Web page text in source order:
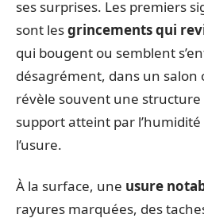
ses surprises. Les premiers
sont lesgrincements qui
qui bougent ou semblent
désagrément, dans un salon
révèle souvent une
support atteint par
l’usure.
À la surface, une usure
rayures marquées, des